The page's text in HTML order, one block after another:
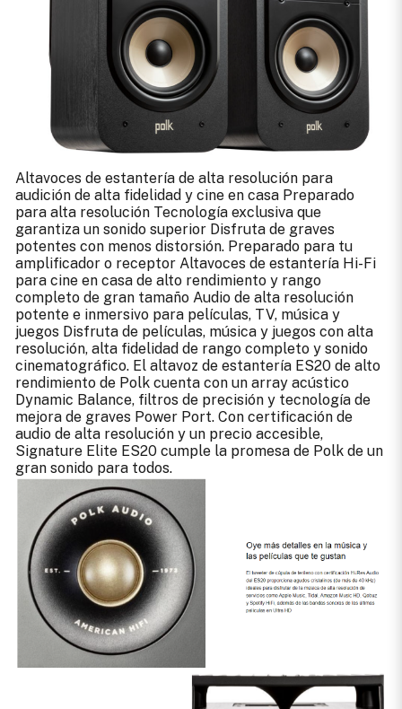
Altavoces de estantería de alta resolución para
audición de alta fidelidad y cine en casa Preparado
para alta resolución Tecnología exclusiva que
garantiza un sonido superior Disfruta de graves
potentes con menos distorsión. Preparado para tu
amplificador o receptor Altavoces de estantería Hi-Fi
para cine en casa de alto rendimiento y rango
completo de gran tamaño Audio de alta resolución
potente e inmersivo para películas, TV, música y
juegos Disfruta de películas, música y juegos con alta
resolución, alta fidelidad de rango completo y sonido
cinematográfico. El altavoz de estantería ES20 de alto
rendimiento de Polk cuenta con un array acústico
Dynamic Balance, filtros de precisión y tecnología de
mejora de graves Power Port. Con certificación de
audio de alta resolución y un precio accesible,
Signature Elite ES20 cumple la promesa de Polk de un
gran sonido para todos.